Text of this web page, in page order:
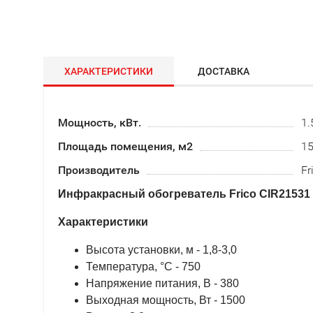
ХАРАКТЕРИСТИКИ ДОСТАВКА
Мощность, кВт.
Площадь помещения, м2
15
Производитель
Инфракрасный обогреватель Frico CIR21531
Характеристики
Высота установки, м - 1,8-3,0
Температура, °С - 750
Напряжение питания, В - 380
Выходная мощность, Вт - 1500